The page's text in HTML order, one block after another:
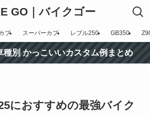
GO｜バイクゴー
ブ スーパーカブ レブル250 GB350
種別 かっこいいカスタム例まとめ
25におすすめの最強バイク